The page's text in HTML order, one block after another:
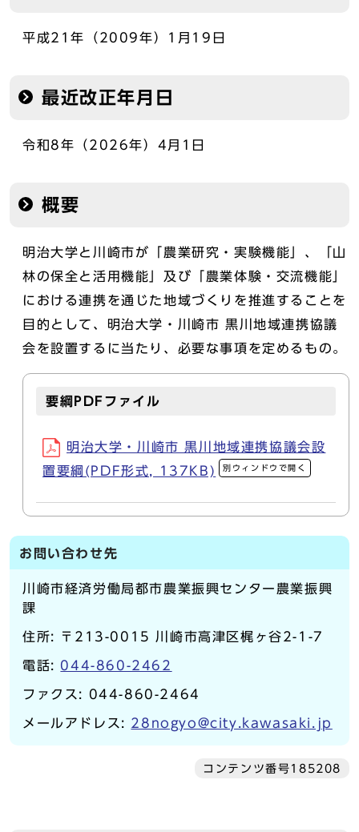
平成21年（2009年）1月19日
最近改正年月日
令和8年（2026年）4月1日
概要
明治大学と川崎市が「農業研究・実験機能」、「山
林の保全と活用機能」及び「農業体験・交流機能」
における連携を通じた地域づくりを推進することを
目的として、明治大学・川崎市 黒川地域連携協議
会を設置するに当たり、必要な事項を定めるもの。
要綱PDFファイル
明治大学・川崎市 黒川地域連携協議会設
置要綱(PDF形式, 137KB)
別ウィンドウで開く
お問い合わせ先
川崎市経済労働局都市農業振興センター農業振興
課
住所: 〒213-0015 川崎市高津区梶ヶ谷2-1-7
電話: 044-860-2462
ファクス: 044-860-2464
メールアドレス: 28nogyo@city.kawasaki.jp
コンテンツ番号185208